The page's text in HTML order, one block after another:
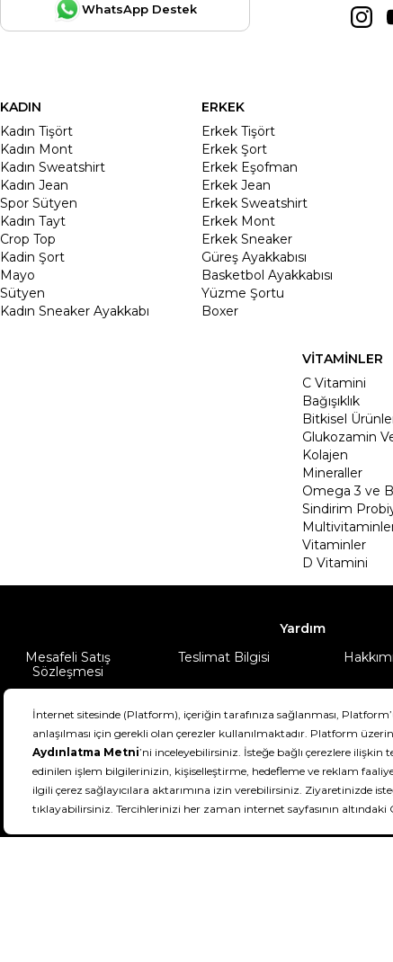
WhatsApp Destek
KADIN
Kadın Tişört
Kadın Mont
Kadın Sweatshirt
Kadın Jean
Spor Sütyen
Kadın Tayt
Crop Top
Kadin Şort
Mayo
Sütyen
Kadın Sneaker Ayakkabı
ERKEK
Erkek Tişört
Erkek Şort
Erkek Eşofman
Erkek Jean
Erkek Sweatshirt
Erkek Mont
Erkek Sneaker
Güreş Ayakkabısı
Basketbol Ayakkabısı
Yüzme Şortu
Boxer
VİTAMİNLER
C Vitamini
Bağışıklık
Bitkisel
Glukozamin
Kolajen
Mineraller
Omega 3 ve
Sindirim
Vitaminler
D Vitamini
Yardım
Mesafeli Satış
Sözleşmesi
Teslimat Bilgisi
DeFactoFIT ©️ 2022-2026. Tüm hakları